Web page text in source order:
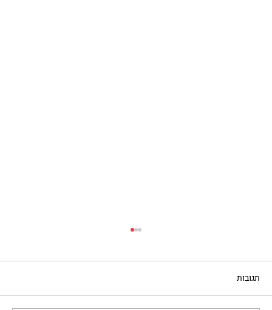
תגובות